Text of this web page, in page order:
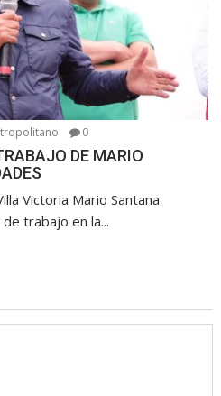
0
DE MARIO
Victoria Mario Santana
trabajo en la...